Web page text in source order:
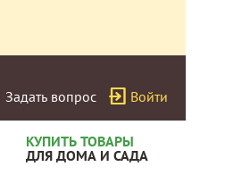
Задать вопрос Войти
КУПИТЬ ТОВАРЫ
ДЛЯ ДОМА И САДА